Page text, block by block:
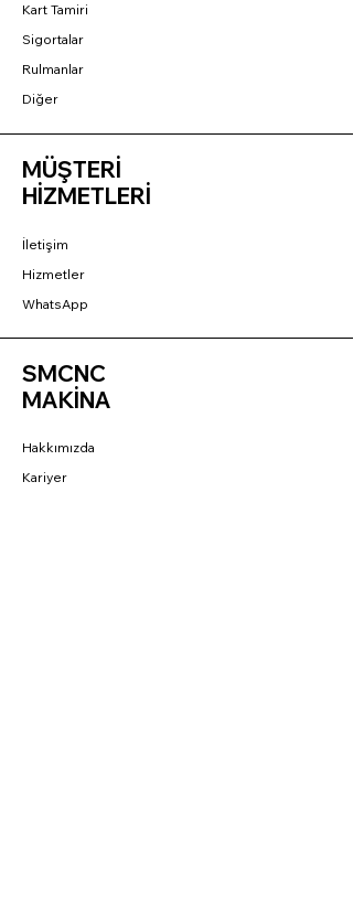
Kart Tamiri
Sigortalar
Rulmanlar
Diğer
MÜŞTERİ
HİZMETLERİ
İletişim
Hizmetler
WhatsApp
SMCNC
MAKİNA
Hakkımızda
Kariyer